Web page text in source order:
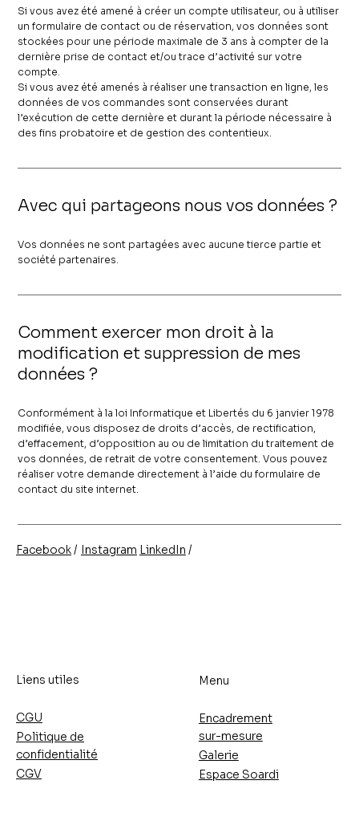
Si vous avez été amené à créer un compte utilisateur, ou à utiliser
un formulaire de contact ou de réservation, vos données sont
stockées pour une période maximale de 3 ans à compter de la
dernière prise de contact et/ou trace d’activité sur votre
compte.
Si vous avez été amenés à réaliser une transaction en ligne, les
données de vos commandes sont conservées durant
l’exécution de cette dernière et durant la période nécessaire à
des fins probatoire et de gestion des contentieux.
Avec qui partageons nous vos données ?
Vos données ne sont partagées avec aucune tierce partie et
société partenaires.
Comment exercer mon droit à la
modification et suppression de mes
données ?
Conformément à la loi Informatique et Libertés du 6 janvier 1978
modifiée, vous disposez de droits d’accès, de rectification,
d’effacement, d’opposition au ou de limitation du traitement de
vos données, de retrait de votre consentement. Vous pouvez
réaliser votre demande directement à l’aide du formulaire de
contact du site internet.
Facebook/ Instagram /
LinkedIn
Liens utiles
CGU
CGV
Politique de
confidentialité
Menu
Encadrement
sur-mesure
Galerie
Espace Soardi